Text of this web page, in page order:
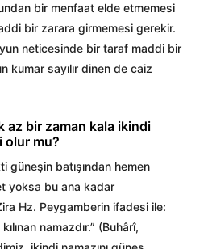
bir menfaat elde etmemesi
bir zarara girmemesi gerekir.
neticesinde bir taraf maddi bir
kumar sayılır dinen de caiz
az bir zaman kala ikindi
olur mu?
güneşin batışından hemen
yoksa bu ana kadar
Hz. Peygamberin ifadesi ile:
namazdır.” (Buhârî,